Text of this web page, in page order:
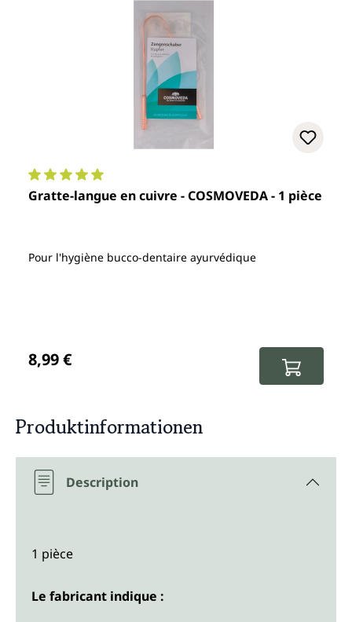
Note moyenne de 5 sur 5 étoiles
Gratte-langue en cuivre - COSMOVEDA - 1 pièce
Pour l'hygiène bucco-dentaire ayurvédique
8,99 €
Produktinformationen
Description
1 pièce
Le fabricant indique :